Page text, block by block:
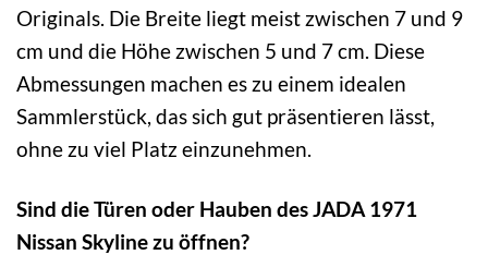
Originals. Die Breite liegt meist zwischen 7 und 9
cm und die Höhe zwischen 5 und 7 cm. Diese
Abmessungen machen es zu einem idealen
Sammlerstück, das sich gut präsentieren lässt,
ohne zu viel Platz einzunehmen.
Sind die Türen oder Hauben des JADA 1971
Nissan Skyline zu öffnen?